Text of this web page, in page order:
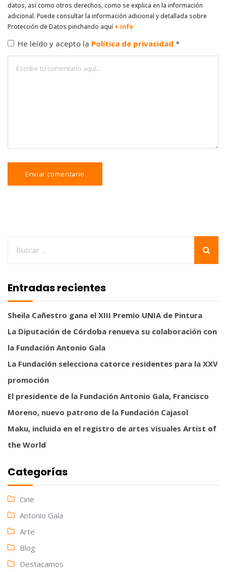
datos, así como otros derechos, como se explica en la información
adicional. Puede consultar la información adicional y detallada sobre
Protección de Datos pinchando aquí + info
He leído y acepto la Política de privacidad *
Entradas recientes
Sheila Cañestro gana el XIII Premio UNIA de Pintura
La Diputación de Córdoba renueva su colaboración con
la Fundación Antonio Gala
La Fundación selecciona catorce residentes para la XXV
promoción
El presidente de la Fundación Antonio Gala, Francisco
Moreno, nuevo patrono de la Fundación Cajasol
Maku, incluida en el registro de artes visuales Artist of
the World
Categorías
Cine
Antonio Gala
Arte
Blog
Destacamos